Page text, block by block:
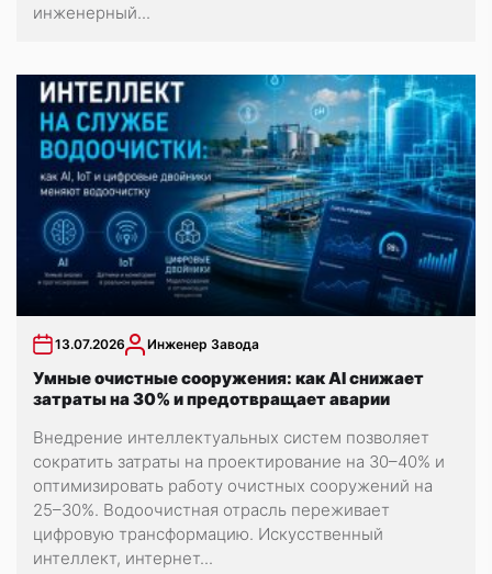
инженерный...
13.07.2026 Инженер Завода
Умные очистные сооружения: как AI снижает
затраты на 30% и предотвращает аварии
Внедрение интеллектуальных систем позволяет
сократить затраты на проектирование на 30–40% и
оптимизировать работу очистных сооружений на
25–30%. Водоочистная отрасль переживает
цифровую трансформацию. Искусственный
интеллект, интернет...